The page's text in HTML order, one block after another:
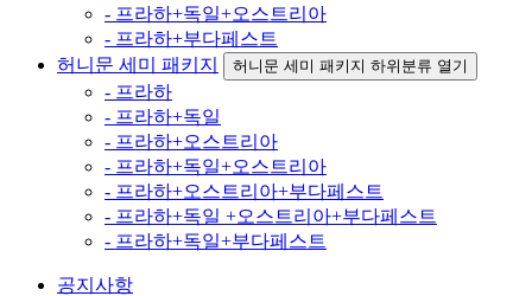
- 프라하+독일+오스트리아
- 프라하+부다페스트
허니문 세미 패키지
허니문 세미 패키지 하위분류 열기
- 프라하
- 프라하+독일
- 프라하+오스트리아
- 프라하+독일+오스트리아
- 프라하+오스트리아+부다페스트
- 프라하+독일 +오스트리아+부다페스트
- 프라하+독일+부다페스트
공지사항